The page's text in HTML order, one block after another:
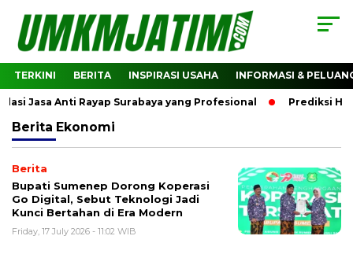
TERKINI BERITA INSPIRASI USAHA INFORMASI &
Jasa Anti Rayap Surabaya yang Profesional Prediksi
Berita Ekonomi
Berita
Bupati Sumenep Dorong Koperasi
Go Digital, Sebut Teknologi Jadi
Kunci Bertahan di Era Modern
Friday, 17 July 2026 - 11:02 WIB